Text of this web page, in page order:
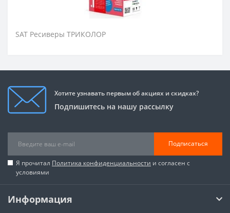
SAT Ресиверы ТРИКОЛОР
Хотите узнавать первым об акциях и скидках?
Подпишитесь на нашу рассылку
Подписаться
Я прочитал Политика конфиденциальности и согласен с
условиями
Информация